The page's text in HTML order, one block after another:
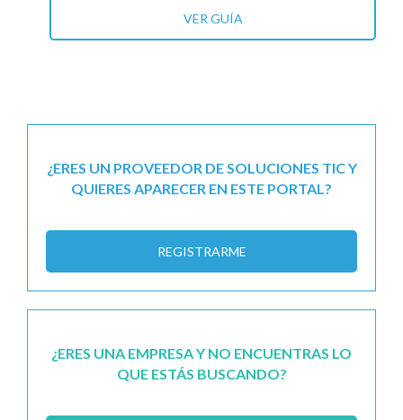
VER GUÍA
¿ERES UN PROVEEDOR DE SOLUCIONES TIC Y
QUIERES APARECER EN ESTE PORTAL?
REGISTRARME
¿ERES UNA EMPRESA Y NO ENCUENTRAS LO
QUE ESTÁS BUSCANDO?